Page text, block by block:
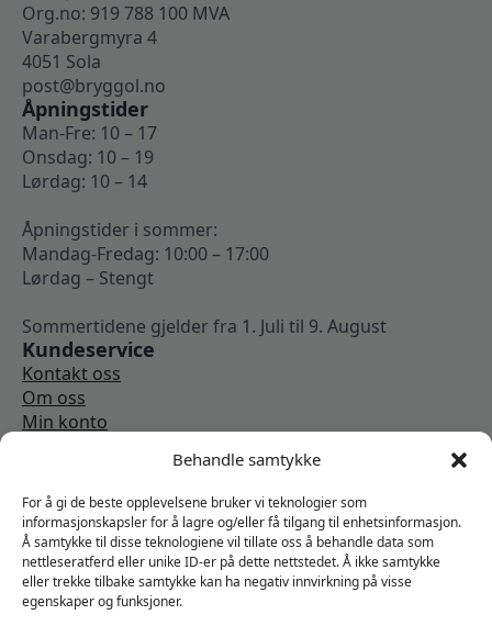
Behandle samtykke
For å gi de beste opplevelsene bruker vi teknologier som
informasjonskapsler for å lagre og/eller få tilgang til enhetsinformasjon.
Å samtykke til disse teknologiene vil tillate oss å behandle data som
nettleseratferd eller unike ID-er på dette nettstedet. Å ikke samtykke
eller trekke tilbake samtykke kan ha negativ innvirkning på visse
egenskaper og funksjoner.
Org.no: 919 788 100 MVA
Varabergmyra 4
4051 Sola
post@bryggol.no
Åpningstider
Man-Fre: 10 – 17
Onsdag: 10 – 19
Lørdag: 10 – 14
Åpningstider i sommer:
Mandag-Fredag: 10:00 – 17:00
Lørdag – Stengt
Sommertidene gjelder fra 1. Juli til 9. August
Kundeservice
Kontakt oss
Om oss
Min konto
Vi er sosiale